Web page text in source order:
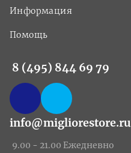
Информация
Помощь
8 (495) 844 69 79
info@migliorestore.ru
9.00 - 21.00 Ежедневно